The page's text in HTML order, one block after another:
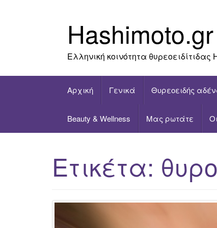
Hashimoto.gr
Ελληνική κοινότητα θυρεοειδίτιδας
Αρχική Γενικά Θυρεοειδής
Beauty & Wellness Μας ρωτάτε
Ετικέτα: